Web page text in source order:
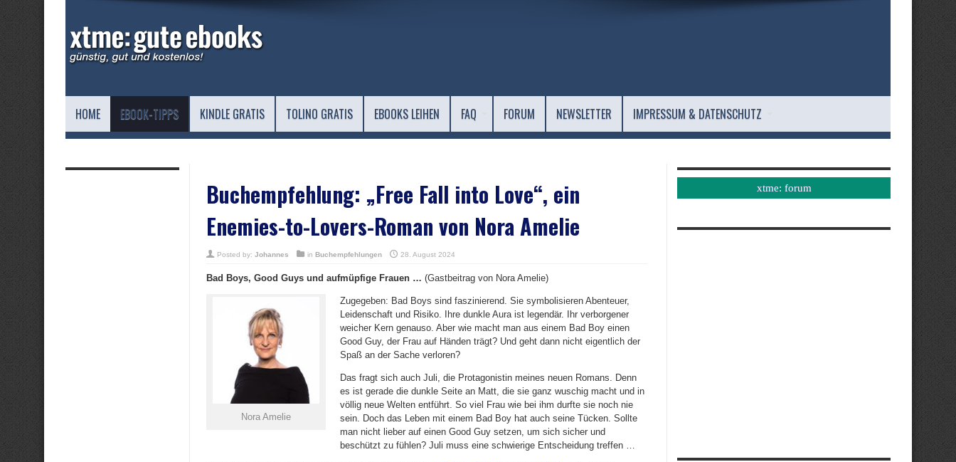
HOME EBOOK-TIPPS KINDLE GRATIS TOLINO GRATIS EBOOKS LEIHEN FAQ FORUM NEWSLETTER IMPRESSUM & DATENSCHUTZ
Buchempfehlung: „Free Fall into Love“, ein
Enemies-to-Lovers-Roman von Nora Amelie
Posted by: Johannes in Buchempfehlungen 28. August 2024
Bad Boys, Good Guys und aufmüpfige Frauen … (Gastbeitrag von Nora Amelie)
Nora Amelie
Zugegeben: Bad Boys sind faszinierend. Sie symbolisieren Abenteuer,
Leidenschaft und Risiko. Ihre dunkle Aura ist legendär. Ihr verborgener
weicher Kern genauso. Aber wie macht man aus einem Bad Boy einen
Good Guy, der Frau auf Händen trägt? Und geht dann nicht eigentlich der
Spaß an der Sache verloren?
Das fragt sich auch Juli, die Protagonistin meines neuen Romans. Denn
es ist gerade die dunkle Seite an Matt, die sie ganz wuschig macht und in
völlig neue Welten entführt. So viel Frau wie bei ihm durfte sie noch nie
sein. Doch das Leben mit einem Bad Boy hat auch seine Tücken. Sollte
man nicht lieber auf einen Good Guy setzen, um sich sicher und
beschützt zu fühlen? Juli muss eine schwierige Entscheidung treffen …
xtme: forum